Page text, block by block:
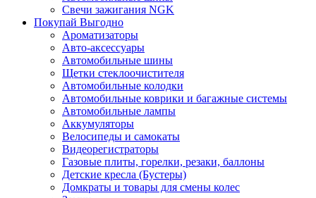
Свечи зажигания NGK
Покупай Выгодно
Ароматизаторы
Авто-аксессуары
Автомобильные шины
Щетки стеклоочистителя
Автомобильные колодки
Автомобильные коврики и багажные системы
Автомобильные лампы
Аккумуляторы
Велосипеды и самокаты
Видеорегистраторы
Газовые плиты, горелки, резаки, баллоны
Детские кресла (Бустеры)
Домкраты и товары для смены колес